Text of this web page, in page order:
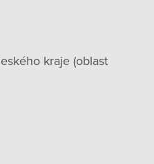
kraje (oblast